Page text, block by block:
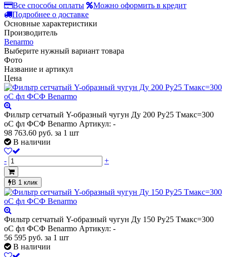
Все способы оплаты
Можно оформить в кредит
Подробнее о доставке
Основные характеристики
Производитель
Benarmo
Выберите нужный вариант товара
Фото
Название и артикул
Цена
Фильтр сетчатый Y-образный чугун Ду 200 Ру25 Тмакс=300
oC фл ФСФ Benarmo Артикул: -
98 763.60 руб. за 1 шт
В наличии
- +
В 1 клик
Фильтр сетчатый Y-образный чугун Ду 150 Ру25 Тмакс=300
oC фл ФСФ Benarmo Артикул: -
56 595 руб. за 1 шт
В наличии